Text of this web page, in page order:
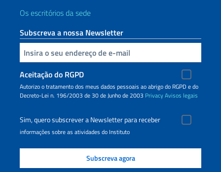
Os escritórios da sede
Subscreva a nossa Newsletter
Inserisci la tua email
Aceitação do RGPD
Autorizo o tratamento dos meus dados pessoais ao abrigo do RGPD e do
Decreto-Lei n. 196/2003 de 30 de Junho de 2003 PrivacyAvisos legais
Sim, quero subscrever a Newsletter para receber
informações sobre as atividades do Instituto